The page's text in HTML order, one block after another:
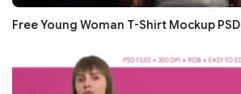
Free Young Woman T-Shirt Mockup PSD